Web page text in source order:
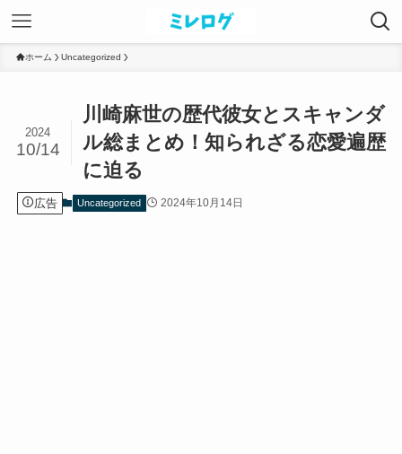
ホーム Uncategorized
川崎麻世の歴代彼女とスキャンダ
ル総まとめ！知られざる恋愛遍歴
に迫る
2024
10/14
広告 Uncategorized 2024年10月14日